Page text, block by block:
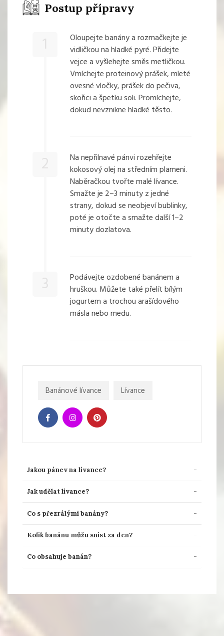
Postup přípravy
Oloupejte banány a rozmačkejte je
vidličkou na hladké pyré. Přidejte
vejce a vyšlehejte směs metličkou.
Vmíchejte proteinový prášek, mleté
ovesné vločky, prášek do pečiva,
skořici a špetku soli. Promíchejte,
dokud nevznikne hladké těsto.
Na nepřilnavé pánvi rozehřejte
kokosový olej na středním plameni.
Naběračkou tvořte malé lívance.
Smažte je 2–3 minuty z jedné
strany, dokud se neobjeví bublinky,
poté je otočte a smažte další 1–2
minuty dozlatova.
Podávejte ozdobené banánem a
hruškou. Můžete také přelít bílým
jogurtem a trochou arašídového
másla nebo medu.
Banánové lívance Lívance
Jakou pánev na lívance?
Jak udělat lívance?
Co s přezrálými banány?
Kolik banánu můžu sníst za den?
Co obsahuje banán?